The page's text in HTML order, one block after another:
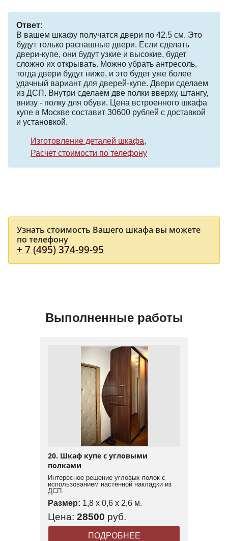
Ответ:
В вашем шкафу получатся двери по 42.5 см. Это
будут только распашные двери. Если сделать
двери-купе, они будут узкие и высокие, будет
сложно их открывать. Можно убрать антресоль,
тогда двери будут ниже, и это будет уже более
удачный вариант для дверей-купе. Двери сделаем
из ДСП. Внутри сделаем две полки вверху, штангу,
внизу - полку для обуви. Цена встроенного шкафа
купе в Москве составит 30600 рублей с доставкой
и установкой.
Изготовление деталей шкафа
Расчет стоимости по телефону
Узнать стоимость Вашего шкафа вы можете
по телефону
+ 7 (495) 374-99-95
Выполненные работы
20. Шкаф купе с угловыми
полками
Интересное решение угловых полок с
использованием настенной накладки из
ДСП.
Размер: 1,8 x 0,6 x 2,6 м.
Цена: 28500 руб.
ПОДРОБНЕЕ